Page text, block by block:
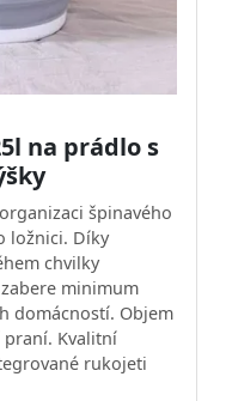
na prádlo s
špinavého
ložnici. Díky
chvilky
minimum
domácností. Objem
Kvalitní
rukojeti